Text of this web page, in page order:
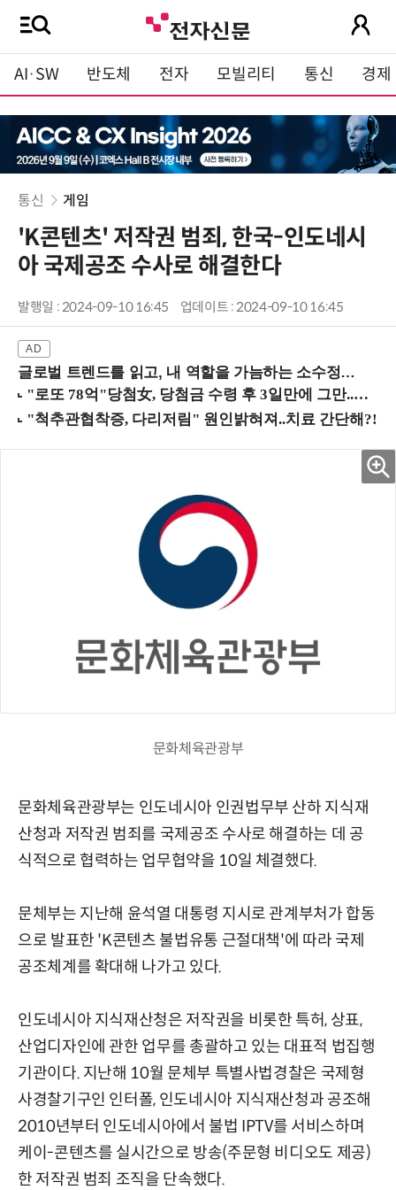
AI·SW 반도체 전자 모빌리티 통신 경제
통신 게임
'K콘텐츠' 저작권 범죄, 한국-인도네시
아 국제공조 수사로 해결한다
발행일 : 2024-09-10 16:45 업데이트 : 2024-09-10 16:45
글로벌 트렌드를 읽고, 내 역할을 가늠하는 소수정예 실습 워크숍 (8/28 신논현역)
문화체육관광부
문화체육관광부는 인도네시아 인권법무부 산하 지식재
산청과 저작권 범죄를 국제공조 수사로 해결하는 데 공
식적으로 협력하는 업무협약을 10일 체결했다.
문체부는 지난해 윤석열 대통령 지시로 관계부처가 합동
으로 발표한 'K콘텐츠 불법유통 근절대책'에 따라 국제
공조체계를 확대해 나가고 있다.
인도네시아 지식재산청은 저작권을 비롯한 특허, 상표,
산업디자인에 관한 업무를 총괄하고 있는 대표적 법집행
기관이다. 지난해 10월 문체부 특별사법경찰은 국제형
사경찰기구인 인터폴, 인도네시아 지식재산청과 공조해
2010년부터 인도네시아에서 불법 IPTV를 서비스하며
케이-콘텐츠를 실시간으로 방송(주문형 비디오도 제공)
한 저작권 범죄 조직을 단속했다.